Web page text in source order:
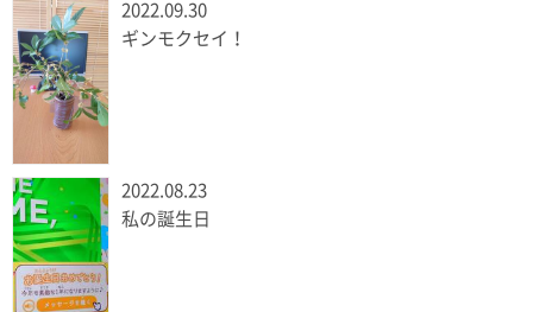
2022.09.30
ギンモクセイ！
2022.08.23
私の誕生日